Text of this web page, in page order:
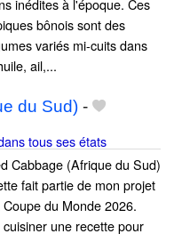
inédites à l'époque. Ces
bônois sont des
variés mi-cuits dans
ail,...
du Sud) -
tous ses états
Cabbage (Afrique du Sud)
fait partie de mon projet
du Monde 2026.
cuisiner une recette pour